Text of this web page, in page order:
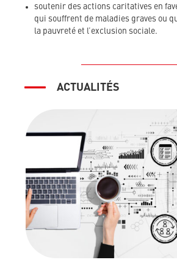
soutenir des actions caritatives en
qui souffrent de maladies graves ou
la pauvreté et l’exclusion sociale.
ACTUALITÉS